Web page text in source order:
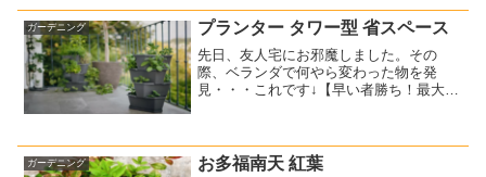
く時があるのですが、暑い...
ガーデニング プランター タワー型 省スペース
先日、友人宅にお邪魔しました。その
際、ベランダで何やら変わった物を発
見・・・これです↓【早い者勝ち！最大
で効率よく家庭菜...
ガーデニング お多福南天 紅葉